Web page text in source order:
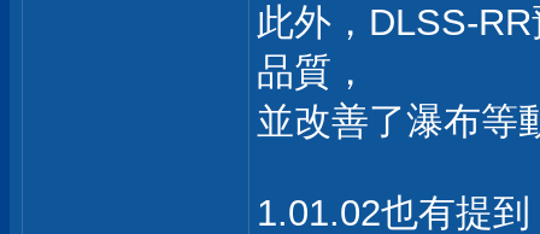
此外，DLSS-
品質，
並改善了瀑布等
1.01.02也有提到